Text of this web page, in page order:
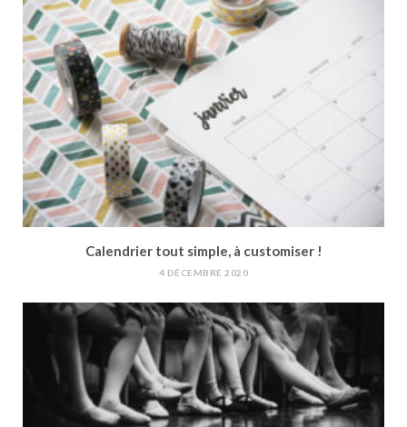
Calendrier tout simple, à customiser !
4 DÉCEMBRE 2020